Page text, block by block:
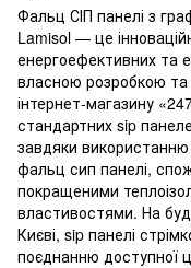
Фальц СІП панелі з
Lamisol — це
енергоефективних та
власною розробкою та
інтернет-магазину
стандартних sip
завдяки використанню
фальц сип панелі,
покращеними
властивостями. На
Києві, sip панелі
поєднанню доступної